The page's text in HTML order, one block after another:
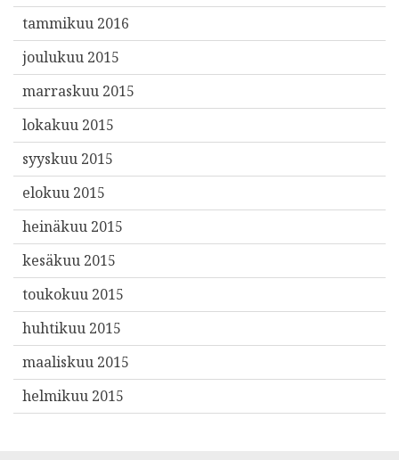
tammikuu 2016
joulukuu 2015
marraskuu 2015
lokakuu 2015
syyskuu 2015
elokuu 2015
heinäkuu 2015
kesäkuu 2015
toukokuu 2015
huhtikuu 2015
maaliskuu 2015
helmikuu 2015